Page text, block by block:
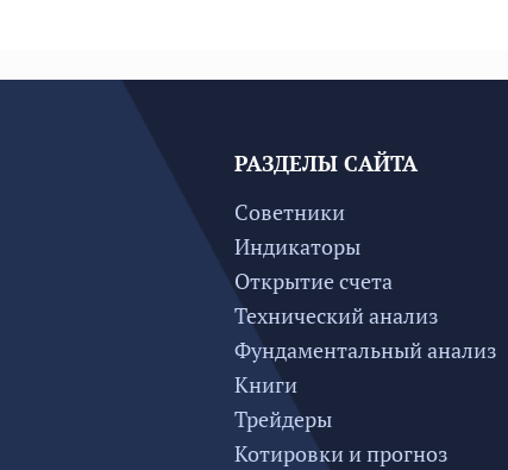
РАЗДЕЛЫ САЙТА
Советники
Индикаторы
Открытие счета
Технический анализ
Фундаментальный анализ
Книги
Трейдеры
Котировки и прогноз